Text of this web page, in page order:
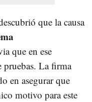
que la causa
que en ese
pruebas. La firma
en asegurar que
motivo para este